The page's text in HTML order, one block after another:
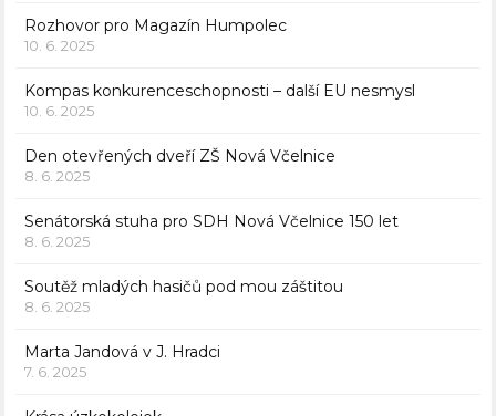
Rozhovor pro Magazín Humpolec
10. 6. 2025
Kompas konkurenceschopnosti – další EU nesmysl
10. 6. 2025
Den otevřených dveří ZŠ Nová Včelnice
8. 6. 2025
Senátorská stuha pro SDH Nová Včelnice 150 let
8. 6. 2025
Soutěž mladých hasičů pod mou záštitou
8. 6. 2025
Marta Jandová v J. Hradci
7. 6. 2025